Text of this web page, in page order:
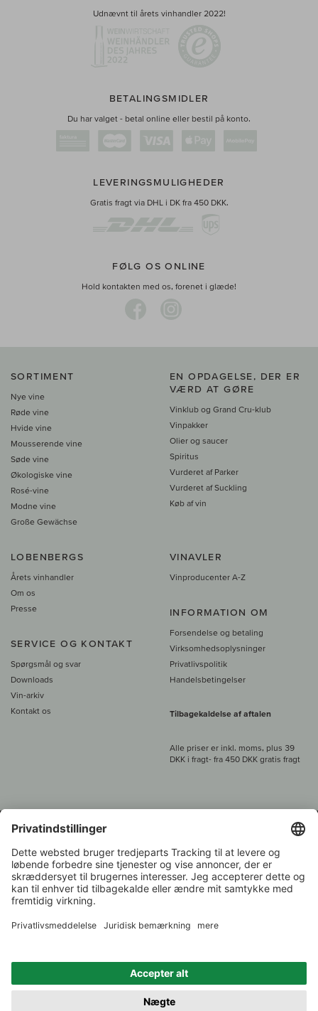
Udnævnt til årets vinhandler 2022!
BETALINGSMIDLER
Du har valget - betal online eller bestil på konto.
LEVERINGSMULIGHEDER
Gratis fragt via DHL i DK fra 450 DKK.
FØLG OS ONLINE
Hold kontakten med os, forenet i glæde!
SORTIMENT
Nye vine
Røde vine
Hvide vine
Mousserende vine
Søde vine
Økologiske vine
Rosé-vine
Modne vine
Große Gewächse
EN OPDAGELSE, DER ER
VÆRD AT GØRE
Vinklub og Grand Cru-klub
Vinpakker
Olier og saucer
Spiritus
Vurderet af Parker
Vurderet af Suckling
Køb af vin
LOBENBERGS
Årets vinhandler
Om os
Presse
SERVICE OG KONTAKT
Spørgsmål og svar
Downloads
Vin-arkiv
Kontakt os
VINAVLER
Vinproducenter A-Z
INFORMATION OM
Forsendelse og betaling
Virksomhedsoplysninger
Privatlivspolitik
Handelsbetingelser
Tilbagekaldelse af aftalen
Alle priser er inkl. moms, plus 39
DKK i fragt- fra 450 DKK gratis fragt
Kundeservice:
+49 421 696 797-0
1.000 vinavlere –
Over 7.000 vine
Vinhandler